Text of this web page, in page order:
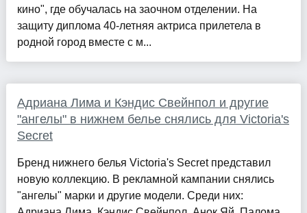
кино", где обучалась на заочном отделении. На
защиту диплома 40-летняя актриса прилетела в
родной город вместе с м...
Адриана Лима и Кэндис Свейнпол и другие
"ангелы" в нижнем белье снялись для Victoria's
Secret
Бренд нижнего белья Victoria's Secret представил
новую коллекцию. В рекламной кампании снялись
"ангелы" марки и другие модели. Среди них: